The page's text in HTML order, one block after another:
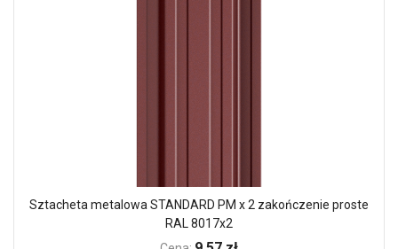
Sztacheta metalowa STANDARD PM x 2 zakończenie proste
RAL 8017x2